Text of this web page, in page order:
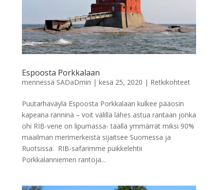
Espoosta Porkkalaan
mennessä SADaDmin | kesä 25, 2020 | Retkikohteet
Puutarhaväylä Espoosta Porkkalaan kulkee pääosin
kapeana ränninä – voit välillä lähes astua rantaan jonka
ohi RIB-vene on lipumassa- täällä ymmärrät miksi 90%
maailman merimerkeistä sijaitsee Suomessa ja
Ruotsissa. RIB-safarimme puikkelehtii
Porkkalanniemen rantoja...